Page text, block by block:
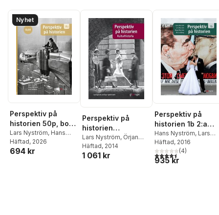
Nyhet
Perspektiv på
historien 50p, bok,
Gy25
Lars Nyström, Hans
Nyström,Örjan
Nyström,
Häftad, 2026
694 kr
Perspektiv på
historien
Kulturhistoria
Lars Nyström, Örjan
Nyström
Häftad, 2014
1 061 kr
Perspektiv på
historien 1b 2:a
uppl
Hans Nyström, Lars
Nyström,Örjan
Häftad, 2016
4,5utav 5 stjärnor.
(4)
935 kr